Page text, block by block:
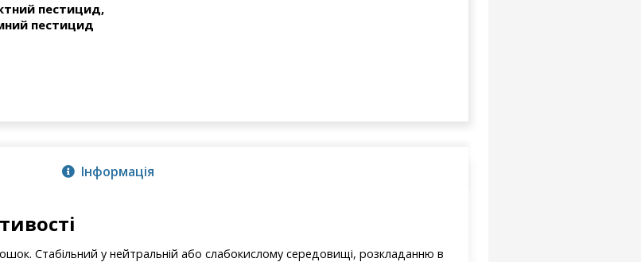
пестицид,
пестицид
Інформація
Стабільний у нейтральній або слабокислому середовищі, розкладанню в